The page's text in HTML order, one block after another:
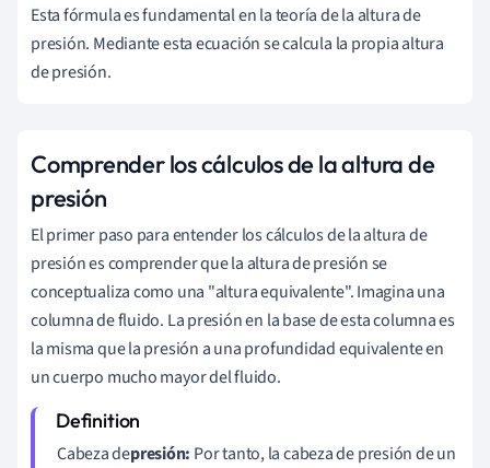
Esta fórmula es fundamental en la teoría de la altura de
presión. Mediante esta ecuación se calcula la propia altura
de presión.
Comprender los cálculos de la altura de
presión
El primer paso para entender los cálculos de la altura de
presión es comprender que la altura de presión se
conceptualiza como una "altura equivalente". Imagina una
columna de fluido. La presión en la base de esta columna es
la misma que la presión a una profundidad equivalente en
un cuerpo mucho mayor del fluido.
Cabeza depresión: Por tanto, la cabeza de presión de un